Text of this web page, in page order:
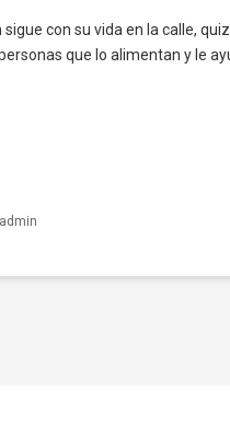
con su vida en la calle,
que lo alimentan y le
admin